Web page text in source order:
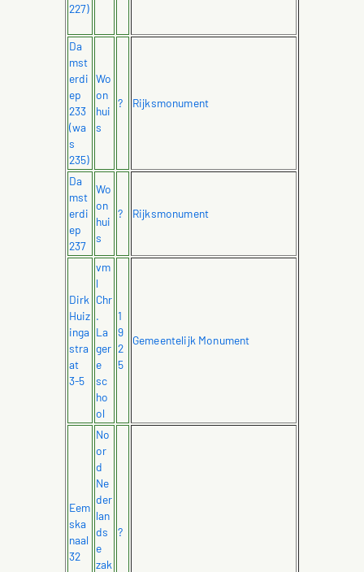
227)
Da
mst
erdi
ep
233
(wa
s
235)
Wo
on
hui
s
? Rijksmonument
Da
mst
erdi
ep
237
Wo
on
hui
s
? Rijksmonument
Dirk
Huiz
inga
stra
at
3-5
vm
l
Chr
.
La
ger
e
sc
ho
ol
1
9
2
5
Gemeentelijk Monument
Eem
ska
naal
32
No
or
d
Ne
der
lan
ds
e
zak
?